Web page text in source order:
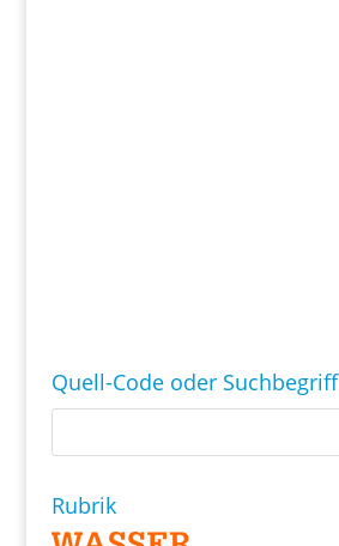
Quell-Code oder Suchbegriff
Rubrik